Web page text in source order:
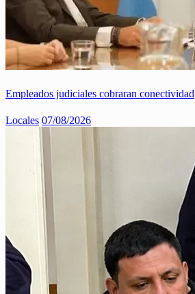
Empleados judiciales cobraran conectividad
Locales 07/08/2026